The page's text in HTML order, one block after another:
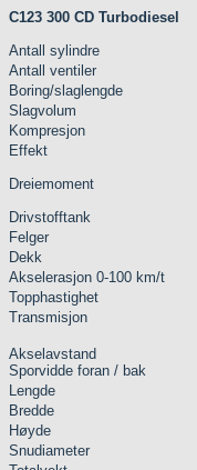
C123 300 CD Turbodiesel
Antall sylindre
Antall ventiler
Boring/slaglengde
Slagvolum
Kompresjon
Effekt
Dreiemoment
Drivstofftank
Felger
Dekk
Akselerasjon 0-100 km/t
Topphastighet
Transmisjon
Akselavstand
Sporvidde foran / bak
Lengde
Bredde
Høyde
Snudiameter